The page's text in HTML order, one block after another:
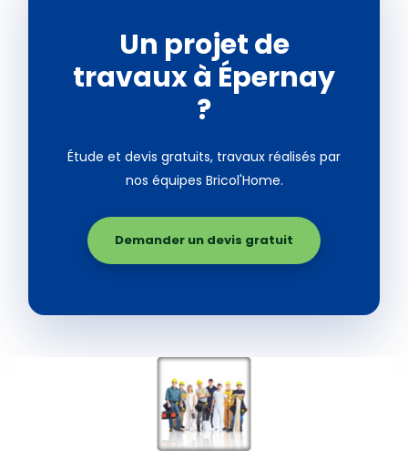
Un projet de
travaux à Épernay
?
Étude et devis gratuits, travaux réalisés par
nos équipes Bricol'Home.
Demander un devis gratuit